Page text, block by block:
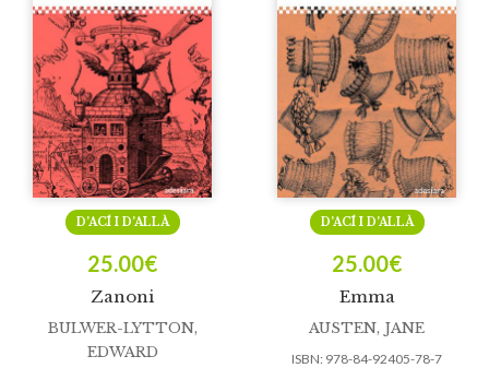
Zanoni
D’ACÍ I D’ALLÀ
25.00€
BULWER-LYTTON,
EDWARD
Emma
D’ACÍ I D’ALLÀ
25.00€
AUSTEN, JANE
ISBN: 978-84-92405-78-7